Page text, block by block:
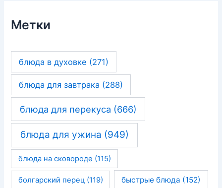
Метки
блюда в духовке (271)
блюда для завтрака (288)
блюда для перекуса (666)
блюда для ужина (949)
блюда на сковороде (115)
болгарский перец(119) быстрые блюда (152)